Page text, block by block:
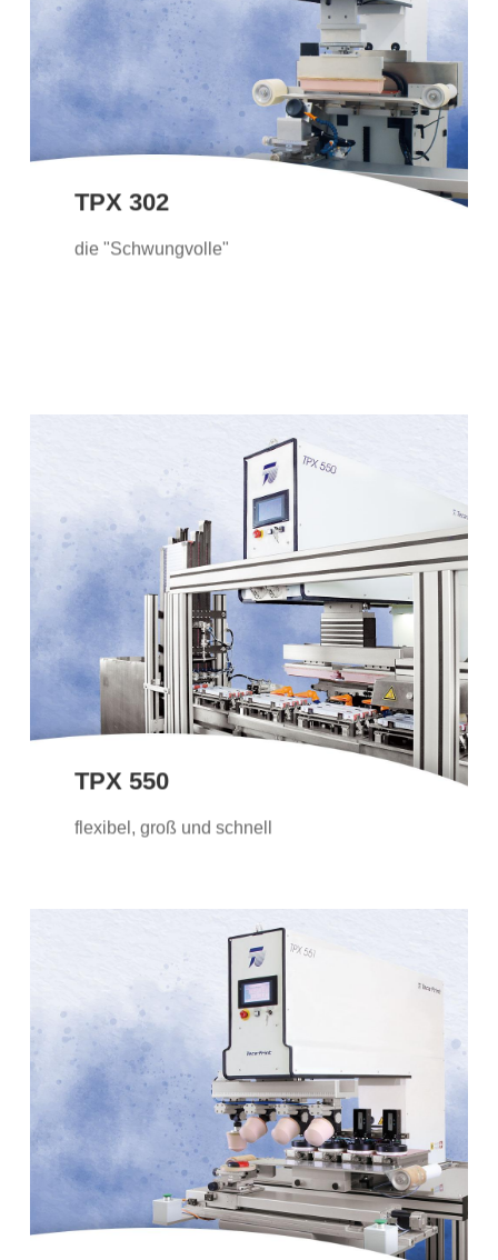
TPX 302
die "Schwungvolle"
Die TPX 302 ist ausgerüstet mit dem
geschlossenen Farbgebersystem und
Topfquerverschiebung. Häufig wird sie
deshalb bei länglichen Druckbildern
eingesetzt.
TPX 550
flexibel, groß und schnell
TPX 550
Die Tampondruckmaschine TPX 550 ist
unsere grösste Seriemaschine mit
offenem Farbgebersystem: Für grössere
Druckbilder oder bei einer hohen Anzahl
an Farben.
Dank ihrer Grösse ermöglicht die TPX
551 auch das Drucken von grösseren
Druckbildern. Der elektromechanische
Antrieb und die moderne Software lassen
keine Wünsche offen.